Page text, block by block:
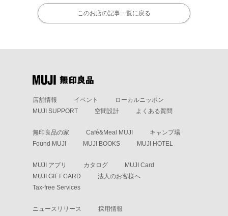
このお店の記事一覧に戻る
店舗情報 イベント
ローカルニッポン
MUJI SUPPORT
空間設計 よくある質問
無印良品の家 Café&Meal MUJI
キャンプ場
Found MUJI
MUJI BOOKS MUJI HOTEL
MUJI アプリ カタログ
MUJI Card
MUJI GIFT CARD
法人のお客様へ
Tax-free Services
ニュースリリース 採用情報